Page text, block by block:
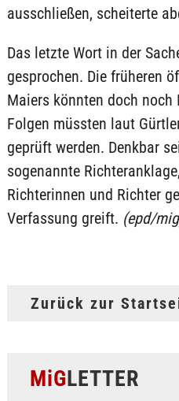
ausschließen, scheiterte
Das letzte Wort in der
gesprochen. Die früheren
Maiers könnten doch noch
Folgen müssten laut
geprüft werden. Denkbar
sogenannte
Richterinnen und Richter
Verfassung greift. (epd/
Zurück zur
MiGLETTER